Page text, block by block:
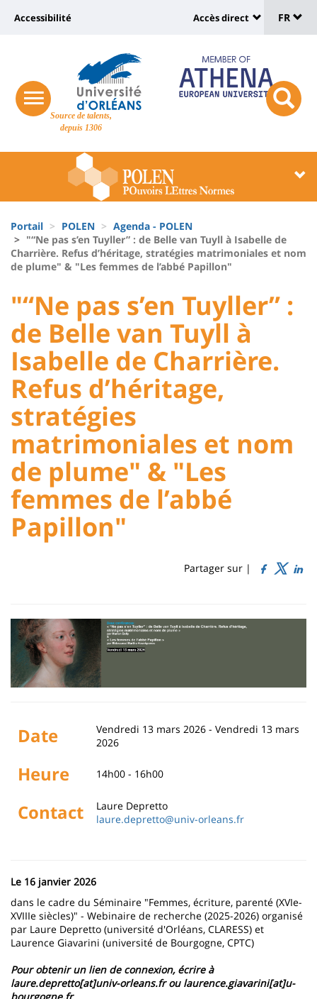
Site
Source de talents,
depuis 1306
Université
Recherche
responsive
menu
button
Université
vers
page
accessibilité
Accessibilité
:
Shortcut
links
Accès direct
de
FR
Université
Block
liste
des
composantes
d'Ariane
Portail POLEN
Agenda - POLEN
"“Ne pas s’en Tuyller” : de Belle van Tuyll à Isabelle de
Charrière. Refus d’héritage, stratégies matrimoniales et nom
de plume" & "Les femmes de l’abbé Papillon"
University
:
Sidebar
University
:
Main
content
Titre
de
page
"“Ne pas s’en Tuyller” :
de Belle van Tuyll à
Isabelle de Charrière.
Refus d’héritage,
stratégies
matrimoniales et nom
de plume" & "Les
femmes de l’abbé
Papillon"
Partager sur |
de
la
page
principale
Date Vendredi 13 mars 2026 - Vendredi 13 mars
2026
Heure 14h00 - 16h00
Contact
Laure Depretto
laure.depretto@univ-orleans.fr
Le 16 janvier 2026
dans le cadre du Séminaire "Femmes, écriture, parenté (XVIe-
XVIIIe siècles)" - Webinaire de recherche (2025-2026) organisé
par Laure Depretto (université d'Orléans, CLARESS) et
Laurence Giavarini (université de Bourgogne, CPTC)
Pour obtenir un lien de connexion, écrire à
laure.depretto[at]univ-orleans.fr ou laurence.giavarini[at]u-